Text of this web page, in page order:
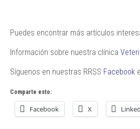
Puedes encontrar más artículos
Información sobre nuestra clínica
Síguenos en nuestras RRSS Facebook e
Comparte esto:
Facebook X